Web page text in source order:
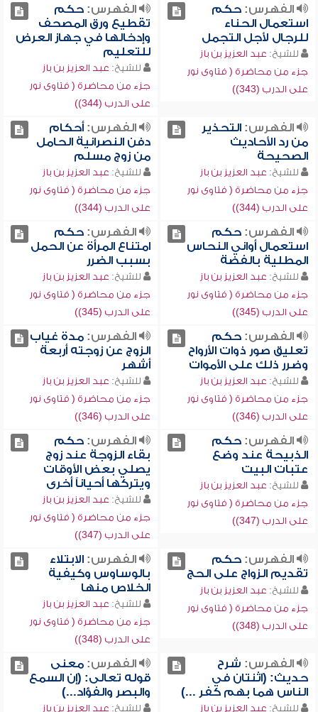
الفهرس:حكم
استعمال الحناء
للرجال لأجل التجمل
للشيخ: عبد العزيز بن باز
جزء من محاضرة ( فتاوى نور
على الدرب (343))
الفهرس:حكم
تقطيع ورق المصحف
وإدخالها في جهاز العرض
للتعليم
للشيخ: عبد العزيز بن باز
جزء من محاضرة ( فتاوى نور
على الدرب (344))
الفهرس:التحذير
من رد الأحاديث
الصحيحة
للشيخ: عبد العزيز بن باز
جزء من محاضرة ( فتاوى نور
على الدرب (344))
الفهرس:أحكام
دفن النصرانية الحامل
من زوج مسلم
للشيخ: عبد العزيز بن باز
جزء من محاضرة ( فتاوى نور
على الدرب (344))
الفهرس:حكم
استعمال أواني النحاس
المطلية بالفضة
للشيخ: عبد العزيز بن باز
جزء من محاضرة ( فتاوى نور
على الدرب (345))
الفهرس:حكم
امتناع المرأة عن الحمل
بسبب الضرر
للشيخ: عبد العزيز بن باز
جزء من محاضرة ( فتاوى نور
على الدرب (345))
الفهرس:حكم
تعليق صور ذوات الأرواح
وضرر ذلك على الأموات
للشيخ: عبد العزيز بن باز
جزء من محاضرة ( فتاوى نور
على الدرب (346))
الفهرس:مدة غياب
الزوج عن زوجته أربعة
أشهر
للشيخ: عبد العزيز بن باز
جزء من محاضرة ( فتاوى نور
على الدرب (346))
الفهرس:حكم
الذبيحة عند وضع
عتبات البيت
للشيخ: عبد العزيز بن باز
جزء من محاضرة ( فتاوى نور
على الدرب (347))
الفهرس:حكم
بقاء الزوجة عند زوج
يصلي بعض الأوقات
ويتركها أحياناً أخرى
للشيخ: عبد العزيز بن باز
جزء من محاضرة ( فتاوى نور
على الدرب (347))
الفهرس:حكم
تقديم الزواج على الحج
للشيخ: عبد العزيز بن باز
جزء من محاضرة ( فتاوى نور
على الدرب (348))
الفهرس:الابتلاء
بالوساوس وكيفية
الخلاص منها
للشيخ: عبد العزيز بن باز
جزء من محاضرة ( فتاوى نور
على الدرب (348))
الفهرس: شرح
حديث: (اثنتان في
الناس هما بهم كفر ...)
للشيخ: عبد العزيز بن باز
الفهرس:معنى
قوله تعالى: (إن السمع
والبصر والفؤاد...)
للشيخ: عبد العزيز بن باز